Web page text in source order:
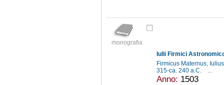
monografia
Iulii Firmici
Firmicus Maternus,
315-ca. 240 a.C.
...
Anno: 1503